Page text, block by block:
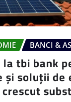
BANCI &
tbi bank
și soluții de